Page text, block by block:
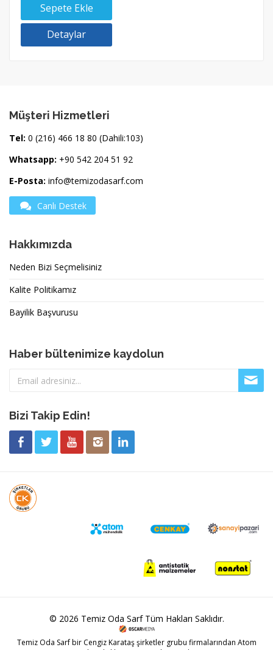
Sepete Ekle
Detaylar
Müşteri Hizmetleri
Tel: 0 (216) 466 18 80 (Dahili:103)
Whatsapp: +90 542 204 51 92
E-Posta: info@temizodasarf.com
Canlı Destek
Hakkımızda
Neden Bizi Seçmelisiniz
Kalite Politikamız
Bayilik Başvurusu
Haber bültenimize kaydolun
Bizi Takip Edin!
© 2026 Temiz Oda Sarf Tüm Hakları Saklıdır.
Temiz Oda Sarf bir Cengiz Karataşşirketler grubu firmalarından Atom